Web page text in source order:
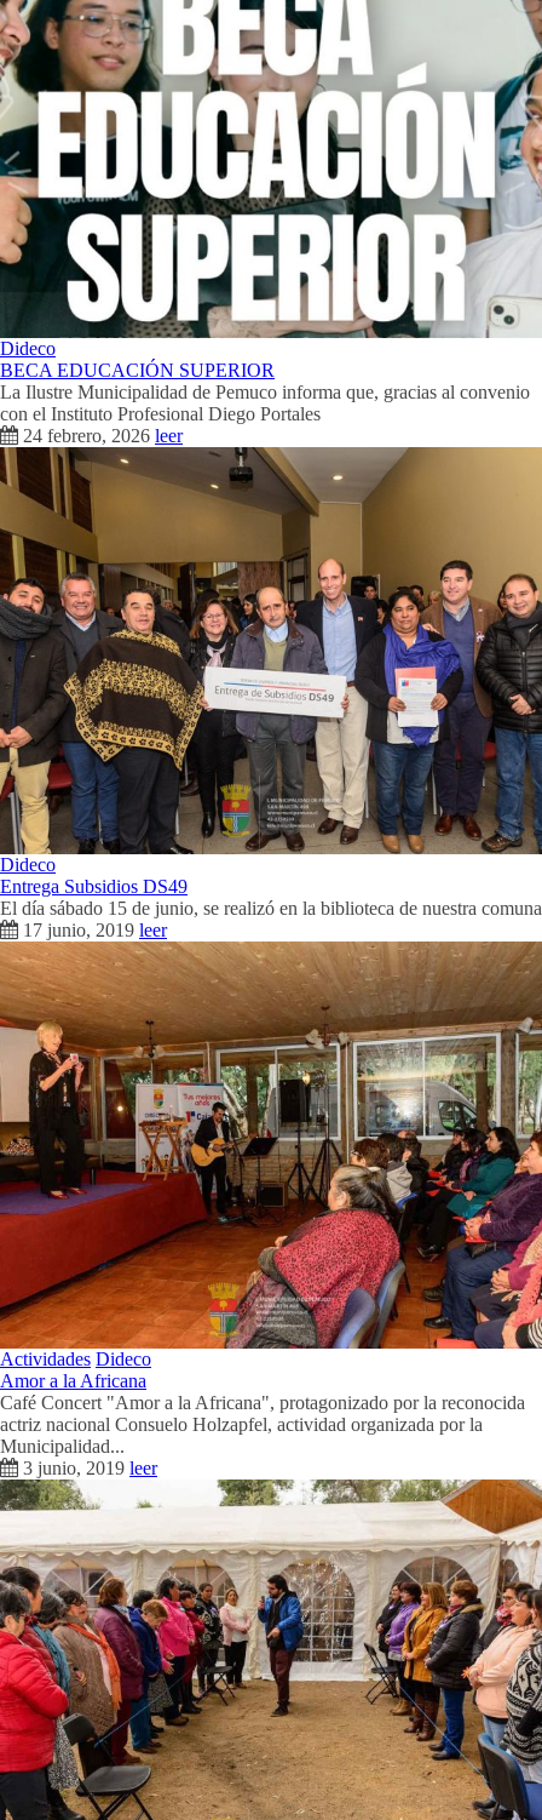
Dideco
BECA EDUCACIÓN SUPERIOR
La Ilustre Municipalidad de Pemuco informa que, gracias al convenio
con el Instituto Profesional Diego Portales
24 febrero, 2026 leer
Dideco
Entrega Subsidios DS49
El día sábado 15 de junio, se realizó en la biblioteca de nuestra comuna
17 junio, 2019 leer
Actividades Dideco
Amor a la Africana
Café Concert "Amor a la Africana", protagonizado por la reconocida
actriz nacional Consuelo Holzapfel, actividad organizada por la
Municipalidad...
3 junio, 2019 leer